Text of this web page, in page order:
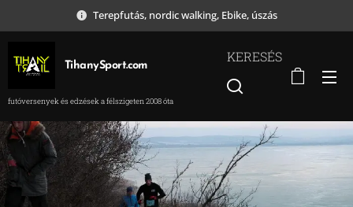
Terepfutás, nordic walking, Ebike, úszás
TihanySport.com
futóversenyek és edzések a félszigeten 2008 óta
KERESÉS